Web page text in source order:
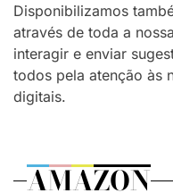
Disponibilizamos
através de toda a
interagir e enviar
todos pela atenção às
digitais.
AMAZON